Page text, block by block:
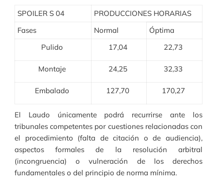
SPOILER S 04
PRODUCCIONES HORARIAS
Fases
Normal
Óptima
Pulido
17,04 22,73
Montaje 24,25 32,33
Embalado 127,70 170,27
El Laudo únicamente podrá recurrirse ante los
tribunales competentes por cuestiones relacionadas con
el procedimiento (falta de citación o de audiencia),
aspectos formales de la resolución arbitral
(incongruencia) o vulneración de los derechos
fundamentales o del principio de norma mínima.